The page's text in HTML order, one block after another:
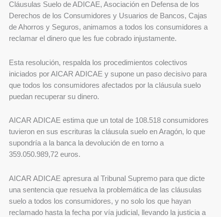
Cláusulas Suelo de ADICAE, Asociación en Defensa de los
Derechos de los Consumidores y Usuarios de Bancos, Cajas
de Ahorros y Seguros, animamos a todos los consumidores a
reclamar el dinero que les fue cobrado injustamente.
Esta resolución, respalda los procedimientos colectivos
iniciados por AICAR ADICAE y supone un paso decisivo para
que todos los consumidores afectados por la cláusula suelo
puedan recuperar su dinero.
AICAR ADICAE estima que un total de 108.518 consumidores
tuvieron en sus escrituras la cláusula suelo en Aragón, lo que
supondría a la banca la devolución de en torno a
359.050.989,72 euros.
AICAR ADICAE apresura al Tribunal Supremo para que dicte
una sentencia que resuelva la problemática de las cláusulas
suelo a todos los consumidores, y no solo los que hayan
reclamado hasta la fecha por vía judicial, llevando la justicia a